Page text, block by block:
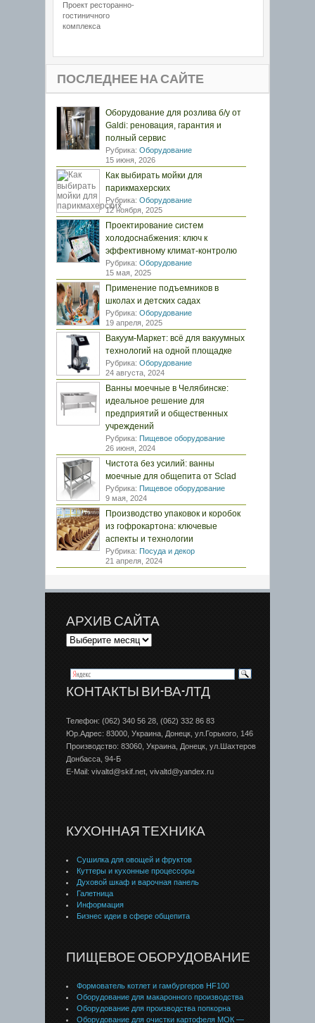
Проект ресторанно-
гостиничного
комплекса
ПОСЛЕДНЕЕ НА САЙТЕ
Оборудование для розлива б/у от
Galdi: реновация, гарантия и
полный сервис
Рубрика: Оборудование
15 июня, 2026
Как выбирать мойки для
парикмахерских
Рубрика: Оборудование
12 ноября, 2025
Проектирование систем
холодоснабжения: ключ к
эффективному климат-контролю
Рубрика: Оборудование
15 мая, 2025
Применение подъемников в
школах и детских садах
Рубрика: Оборудование
19 апреля, 2025
Вакуум-Маркет: всё для вакуумных
технологий на одной площадке
Рубрика: Оборудование
24 августа, 2024
Ванны моечные в Челябинске:
идеальное решение для
предприятий и общественных
учреждений
Рубрика: Пищевое оборудование
26 июня, 2024
Чистота без усилий: ванны
моечные для общепита от Sclad
Рубрика: Пищевое оборудование
9 мая, 2024
Производство упаковок и коробок
из гофрокартона: ключевые
аспекты и технологии
Рубрика: Посуда и декор
21 апреля, 2024
АРХИВ САЙТА
КОНТАКТЫ ВИ-ВА-ЛТД
Телефон: (062) 340 56 28, (062) 332 86 83
Юр.Адрес: 83000, Украина, Донецк, ул.Горького, 146
Производство: 83060, Украина, Донецк, ул.Шахтеров
Донбаcса, 94-Б
E-Mail: vivaltd@skif.net, vivaltd@yandex.ru
КУХОННАЯ ТЕХНИКА
Сушилка для овощей и фруктов
Куттеры и кухонные процессоры
Духовой шкаф и варочная панель
Галетница
Информация
Бизнес идеи в сфере общепита
ПИЩЕВОЕ ОБОРУДОВАНИЕ
Формователь котлет и гамбургеров HF100
Оборудование для макаронного производства
Оборудование для производства попкорна
Оборудование для очистки картофеля МОК —